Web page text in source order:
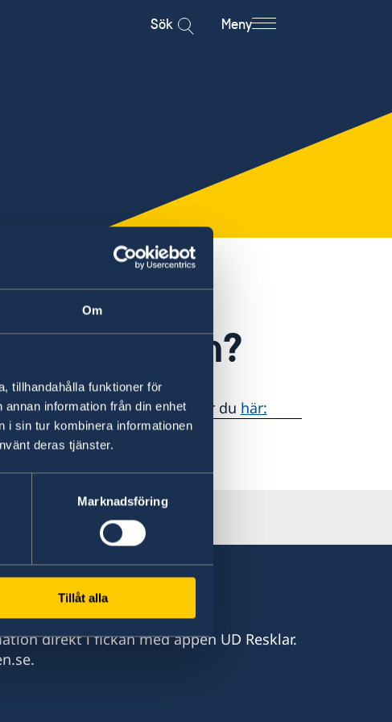
Om
tillhandahålla funktioner för
information från din enhet
i sin tur kombinera informationen
deras tjänster.
Marknadsföring
Tillåt alla
Sök Meny
Mer information hittar du här:
direkt i fickan med appen UD Resklar.